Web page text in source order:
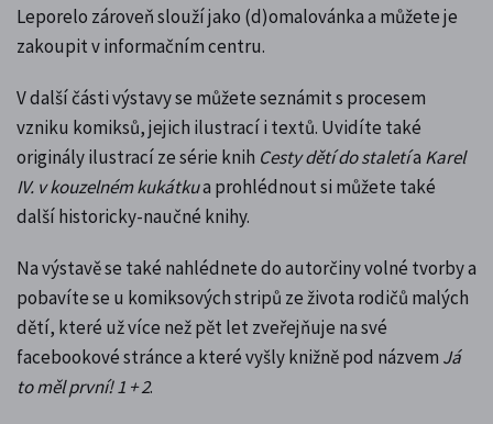
Leporelo zároveň slouží jako (d)omalovánka a můžete je
zakoupit v informačním centru.
V další části výstavy se můžete seznámit s procesem
vzniku komiksů, jejich ilustrací i textů. Uvidíte také
originály ilustrací ze série knih Cesty dětí do staletía Karel
IV. v kouzelném kukátkua prohlédnout si můžete také
další historicky-naučné knihy.
Na výstavě se také nahlédnete do autorčiny volné tvorby a
pobavíte se u komiksových stripů ze života rodičů malých
dětí, které už více než pět let zveřejňuje na své
facebookové stránce a které vyšly knižně pod názvem Já
to měl první! 1 + 2.